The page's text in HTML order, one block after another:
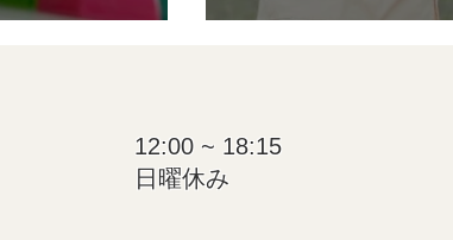
12:00 ~ 18:15
日曜休み​